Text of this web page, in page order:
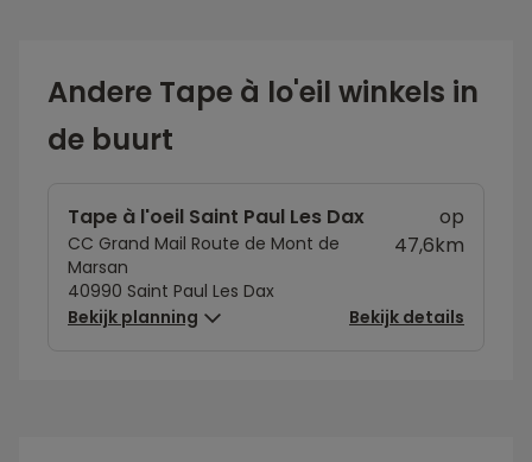
Andere Tape à lo'eil winkels in
de buurt
Tape à l'oeil Saint Paul Les Dax
CC Grand Mail Route de Mont de
Marsan
40990 Saint Paul Les Dax
op
47,6km
Bekijk planning Bekijk details